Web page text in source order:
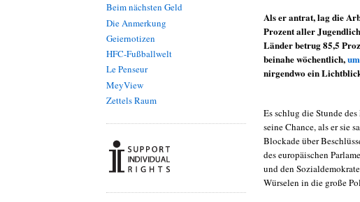
Beim nächsten Geld
Die Anmerkung
Geiernotizen
HFC-Fußballwelt
Le Penseur
MeyView
Zettels Raum
Als er antrat, lag die
Prozent aller
Länder betrug 85,5
beinahe wöchentlich,
nirgendwo ein
Es schlug die Stunde
seine Chance, als er sie
Blockade über
des europäischen
und den
Würselen in die große